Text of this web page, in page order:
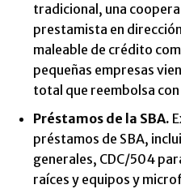
tradicional, una
prestamista en
maleable de crédito
pequeñas empresas
total que reembolsa
Préstamos de la SBA.
préstamos de SBA,
generales, CDC/504
raíces y equipos y